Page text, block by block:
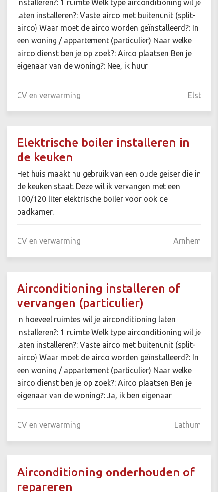
installeren?: 1 ruimte Welk type airconditioning wil je
laten installeren?: Vaste airco met buitenunit (split-
airco) Waar moet de airco worden geïnstalleerd?: In
een woning / appartement (particulier) Naar welke
airco dienst ben je op zoek?: Airco plaatsen Ben je
eigenaar van de woning?: Nee, ik huur
CV en verwarming Elst
Elektrische boiler installeren in
de keuken
Het huis maakt nu gebruik van een oude geiser die in
de keuken staat. Deze wil ik vervangen met een
100/120 liter elektrische boiler voor ook de
badkamer.
CV en verwarming Arnhem
Airconditioning installeren of
vervangen (particulier)
In hoeveel ruimtes wil je airconditioning laten
installeren?: 1 ruimte Welk type airconditioning wil je
laten installeren?: Vaste airco met buitenunit (split-
airco) Waar moet de airco worden geïnstalleerd?: In
een woning / appartement (particulier) Naar welke
airco dienst ben je op zoek?: Airco plaatsen Ben je
eigenaar van de woning?: Ja, ik ben eigenaar
CV en verwarming Lathum
Airconditioning onderhouden of
repareren